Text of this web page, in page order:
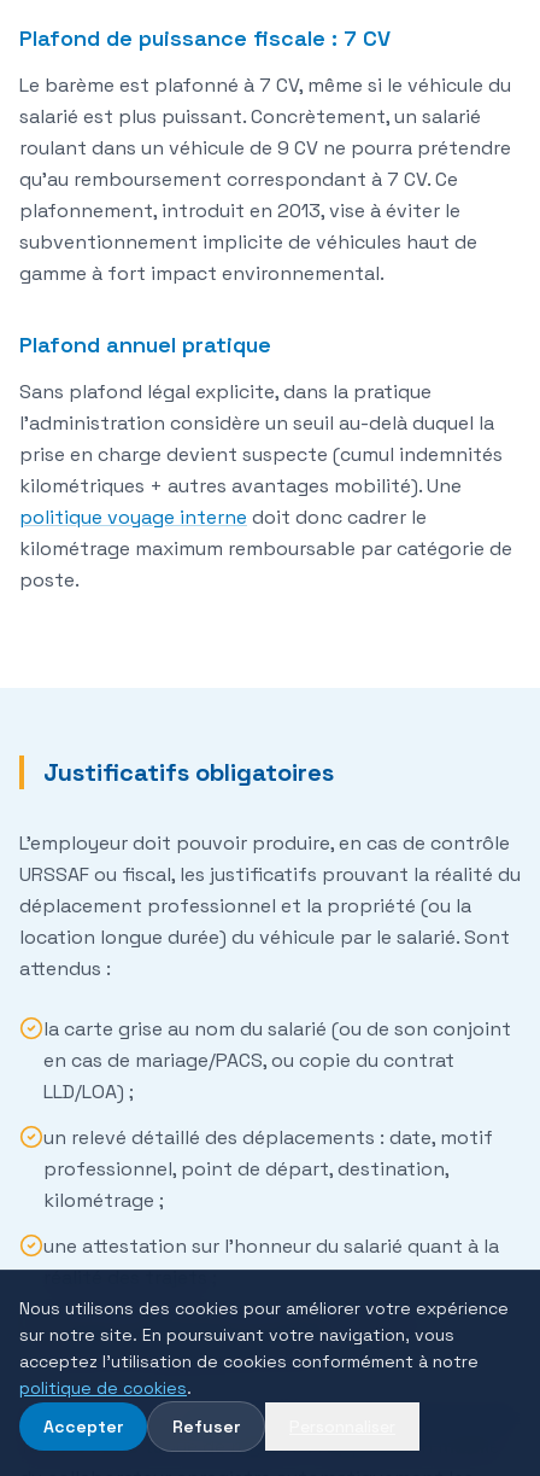
Plafond de puissance fiscale : 7 CV
Le barème est plafonné à7 CV, même si le véhicule du
salarié est plus puissant. Concrètement, un salarié
roulant dans un véhicule de 9 CV ne pourra prétendre
qu'au remboursement correspondant à 7 CV. Ce
plafonnement, introduit en 2013, vise à éviter le
subventionnement implicite de véhicules haut de
gamme à fort impact environnemental.
Plafond annuel pratique
Sans plafond légal explicite, dans la pratique
l'administration considère un seuil au-delà duquel la
prise en charge devient suspecte (cumul indemnités
kilométriques + autres avantages mobilité). Une
politique voyage interne doit donc cadrer le
kilométrage maximum remboursable par catégorie de
poste.
Justificatifs obligatoires
L'employeur doit pouvoir produire, en cas de contrôle
URSSAF ou fiscal, les justificatifs prouvant la réalité du
déplacement professionnel et la propriété (ou la
location longue durée) du véhicule par le salarié. Sont
attendus :
lacarte grise au nom du salarié (ou de son conjoint
en cas de mariage/PACS, ou copie du contrat
LLD/LOA) ;
un relevé détaillé des déplacements : date, motif
professionnel, point de départ, destination,
kilométrage ;
une attestation sur l'honneurdu salarié quant à la
réalité des trajets ;
la preuve d'assurance professionnelle ou
couverture déplacements pro.
L'avènement de la
dématérialisation des notes de frais
facilite cette tenue de registre : l'application mobile
Nous utilisons des cookies pour améliorer votre expérience
sur notre site. En poursuivant votre navigation, vous
acceptez l'utilisation de cookies conformément à notre
politique de cookies.
Accepter
Refuser